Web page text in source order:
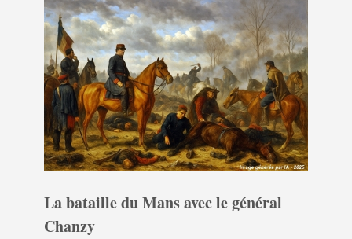
La bataille du Mans avec le général
Chanzy